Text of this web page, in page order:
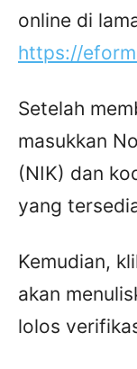
online di
https://
Setelah
masukkan
(NIK) dan
yang
Kemudian,
akan
lolos